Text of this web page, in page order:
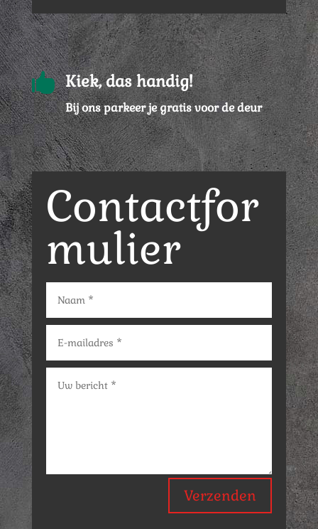
 Kiek, das handig!
Bij ons parkeer je gratis voor de deur
Contactfor
mulier
Verzenden